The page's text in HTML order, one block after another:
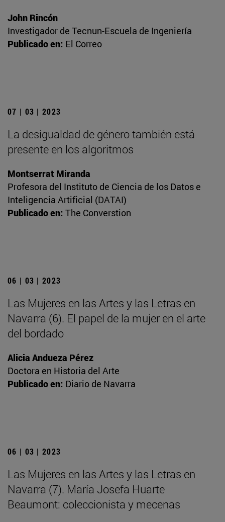
John Rincón
Investigador de Tecnun-Escuela de Ingeniería
Publicado en: El Correo
07 | 03 | 2023
La desigualdad de género también está
presente en los algoritmos
Montserrat Miranda
Profesora del Instituto de Ciencia de los Datos e
Inteligencia Artificial (DATAI)
Publicado en: The Converstion
06 | 03 | 2023
Las Mujeres en las Artes y las Letras en
Navarra (6). El papel de la mujer en el arte
del bordado
Alicia Andueza Pérez
Doctora en Historia del Arte
Publicado en: Diario de Navarra
06 | 03 | 2023
Las Mujeres en las Artes y las Letras en
Navarra (7). María Josefa Huarte
Beaumont: coleccionista y mecenas